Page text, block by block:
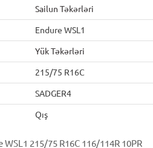
Sailun Təkərləri
Endure WSL1
Yük Təkərləri
215/75 R16C
SADGER4
Qış
215/75 R16C 116/114R 10PR